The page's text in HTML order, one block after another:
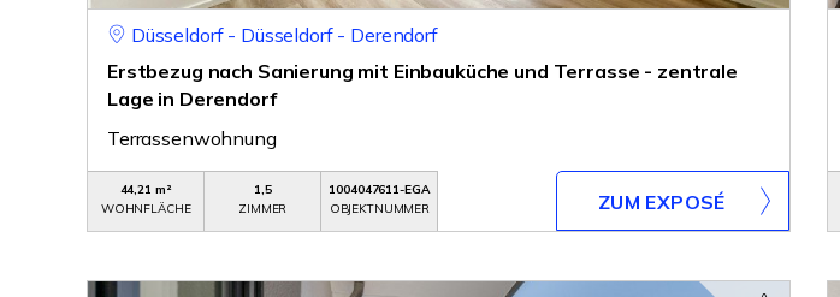
Düsseldorf - Düsseldorf - Derendorf
Erstbezug nach Sanierung mit Einbauküche und Terrasse - zentrale
Lage in Derendorf
Terrassenwohnung
44,21 m²
WOHNFLÄCHE
1,5
ZIMMER
1004047611-EGA
OBJEKTNUMMER
ZUM EXPOSÉ